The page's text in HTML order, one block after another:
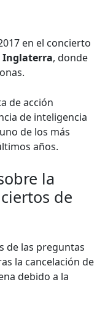
en el concierto
Inglaterra, donde
de acción
de inteligencia
de los más
años.
la
de
de las preguntas
la cancelación de
debido a la